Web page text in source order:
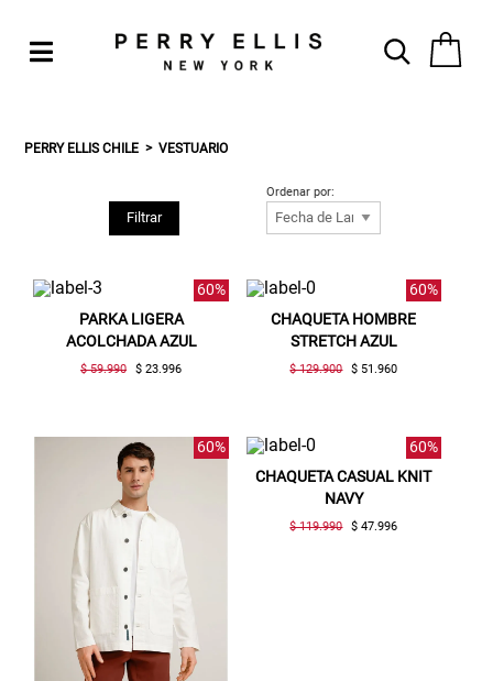
PERRY ELLIS CHILE VESTUARIO
Filtrar
Ordenar por:
60%
PARKA LIGERA
ACOLCHADA AZUL
$ 59.990 $ 23.996
60%
CHAQUETA HOMBRE
STRETCH AZUL
$ 129.900 $ 51.960
60% 60%
CHAQUETA CASUAL KNIT
NAVY
$ 119.990 $ 47.996